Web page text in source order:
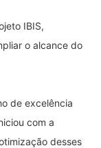
IBIS,
o alcance do
de excelência
com a
desses